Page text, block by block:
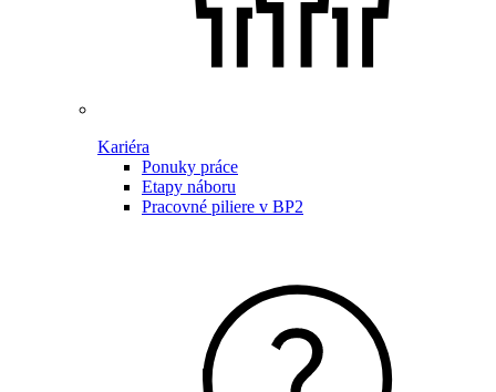
Kariéra
Ponuky práce
Etapy náboru
Pracovné piliere v BP2